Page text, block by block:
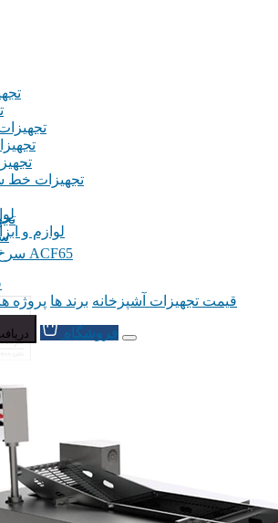
تجهیزات خط
لوازم و
قیمت تجهیزات آشپزخانه برند ها پروژه
فروشگاه
سرخ کن ریلی مدل ACF65